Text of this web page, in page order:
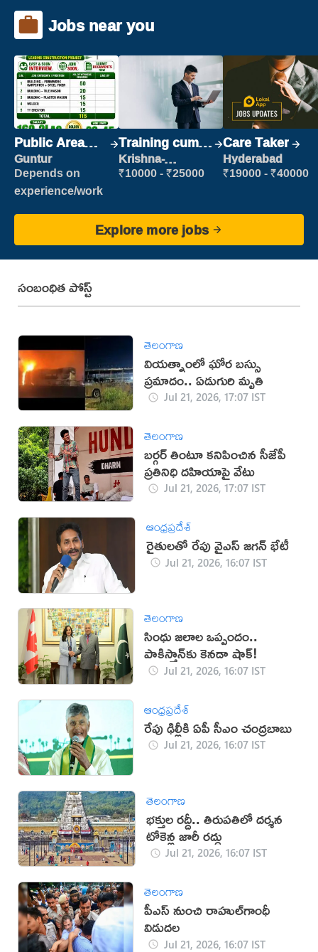
Jobs near you
Public Area
Cleaner
Guntur
Depends on
experience/work
Training cum
Placement
Krishna-
vijayawada
₹10000 - ₹25000
Care Taker
Hyderabad
₹19000 - ₹40000
Explore more jobs
సంబంధిత పోస్ట్
తెలంగాణ
వియత్నాంలో ఘోర బస్సు
ప్రమాదం.. ఏడుగురి మృతి
Jul 21, 2026, 17:07 IST
తెలంగాణ
బర్గర్ తింటూ కనిపించిన సీజేపీ
ప్రతినిధి దహియాపై వేటు
Jul 21, 2026, 17:07 IST
ఆంధ్రప్రదేశ్
రైతులతో రేపు వైఎస్ జగన్ భేటీ
Jul 21, 2026, 16:07 IST
తెలంగాణ
సింధు జలాల ఒప్పందం..
పాకిస్తాన్‌కు కెనడా షాక్!
Jul 21, 2026, 16:07 IST
ఆంధ్రప్రదేశ్
రేపు ఢిల్లీకి ఏపీ సీఎం చంద్రబాబు
Jul 21, 2026, 16:07 IST
తెలంగాణ
భక్తుల రద్దీ.. తిరుపతిలో దర్శన
టోకెన్ల జారీ రద్దు
Jul 21, 2026, 16:07 IST
తెలంగాణ
పీఎస్‌ నుంచి రాహుల్‌గాంధీ
విడుదల
Jul 21, 2026, 16:07 IST